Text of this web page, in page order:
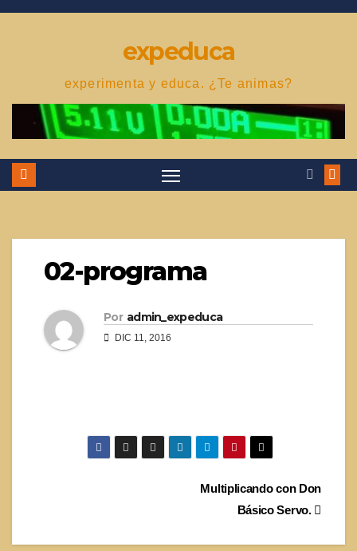
Saltar
expeduca
experimenta y educa. ¿Te animas?
02-programa
Por admin_expeduca
DIC 11, 2016
Multiplicando con Don
Básico Servo.